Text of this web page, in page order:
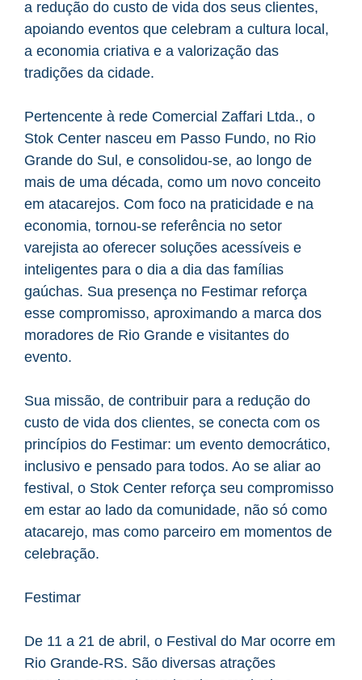
a redução do custo de vida dos seus clientes,
apoiando eventos que celebram a cultura local,
a economia criativa e a valorização das
tradições da cidade.
Pertencente à rede Comercial Zaffari Ltda., o
Stok Center nasceu em Passo Fundo, no Rio
Grande do Sul, e consolidou-se, ao longo de
mais de uma década, como um novo conceito
em atacarejos. Com foco na praticidade e na
economia, tornou-se referência no setor
varejista ao oferecer soluções acessíveis e
inteligentes para o dia a dia das famílias
gaúchas. Sua presença no Festimar reforça
esse compromisso, aproximando a marca dos
moradores de Rio Grande e visitantes do
evento.
Sua missão, de contribuir para a redução do
custo de vida dos clientes, se conecta com os
princípios do Festimar: um evento democrático,
inclusivo e pensado para todos. Ao se aliar ao
festival, o Stok Center reforça seu compromisso
em estar ao lado da comunidade, não só como
atacarejo, mas como parceiro em momentos de
celebração.
Festimar
De 11 a 21 de abril, o Festival do Mar ocorre em
Rio Grande-RS. São diversas atrações